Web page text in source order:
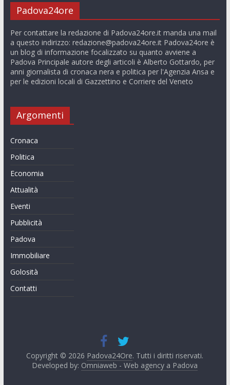
Padova24ore
Per contattare la redazione di Padova24ore.it manda una mail
a questo indirizzo: redazione@padova24ore.itPadova24ore è
un blog di informazione focalizzato su quanto avviene a
Padova Principale autore degli articoli è Alberto Gottardo, per
anni giornalista di cronaca nera e politica per l'Agenzia Ansa e
per le edizioni locali di Gazzettino e Corriere del Veneto
Argomenti
Cronaca
Politica
Economia
Attualità
Eventi
Pubblicità
Padova
Immobiliare
Golosità
Contatti
Copyright © 2026 Padova24Ore. Tutti i diritti riservati.
Developed by: Omniaweb - Web agency a Padova